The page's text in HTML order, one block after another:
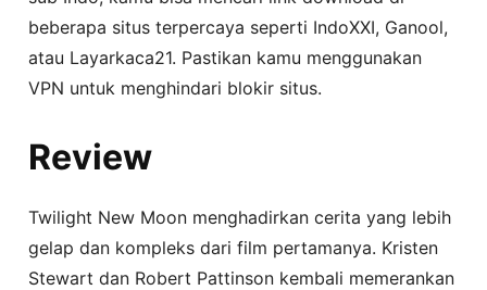
beberapa situs terpercaya seperti IndoXXI, Ganool,
atau Layarkaca21. Pastikan kamu menggunakan
VPN untuk menghindari blokir situs.
Review
Twilight New Moon menghadirkan cerita yang lebih
gelap dan kompleks dari film pertamanya. Kristen
Stewart dan Robert Pattinson kembali memerankan